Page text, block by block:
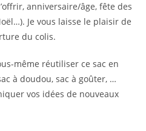
anniversaire/âge, fête des
Je vous laisse le plaisir de
du colis.
même réutiliser ce sac en
à doudou, sac à goûter, …
vos idées de nouveaux